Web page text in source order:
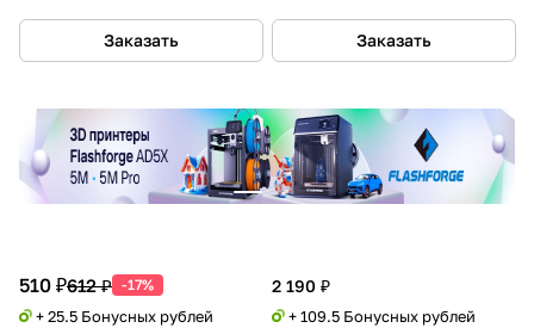
Заказать Заказать
510 ₽612 ₽ -17%
+ 25.5 Бонусных рублей
2 190 ₽
+ 109.5 Бонусных рублей